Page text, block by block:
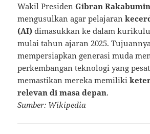
Wakil PresidenGibran
mengusulkan agar pelajaran
(AI) dimasukkan ke dalam
mulai tahun ajaran 2025.
mempersiapkan generasi muda
perkembangan teknologi yang
memastikan mereka memiliki
relevan di masa depan.
Sumber: Wikipedia